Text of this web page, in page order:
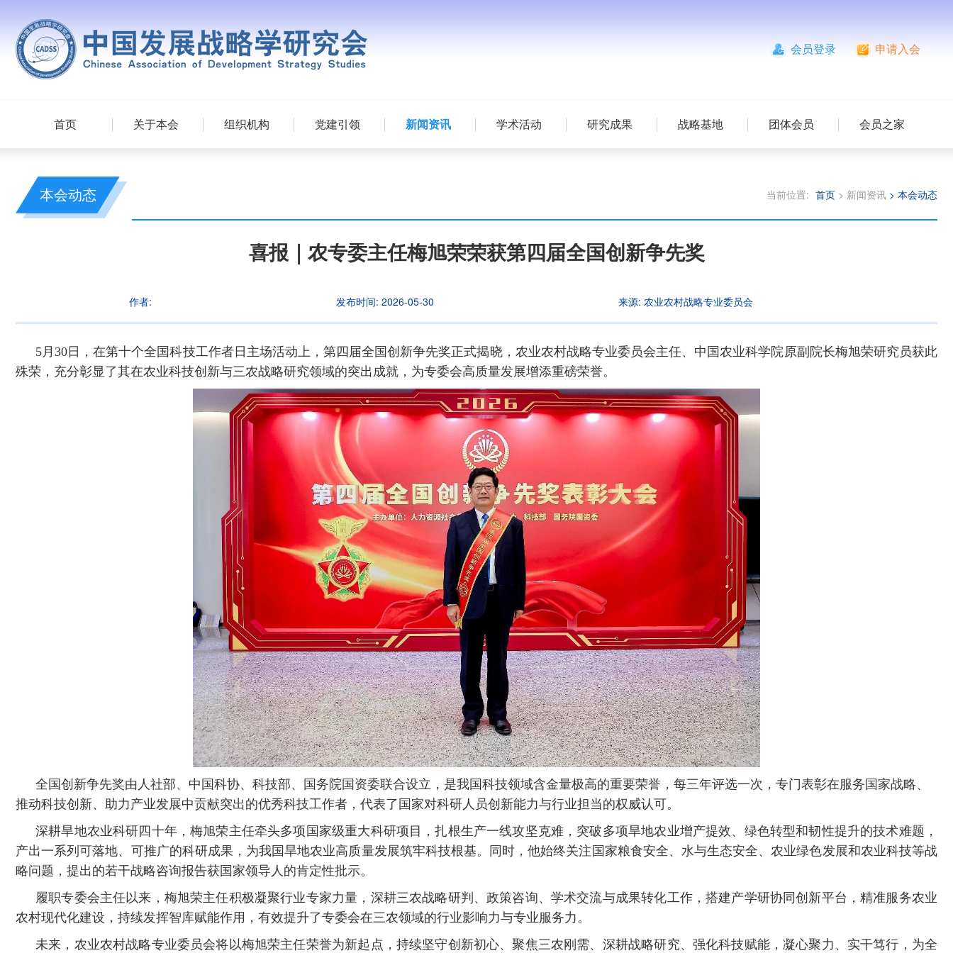
会员登录 申请入会
首页 关于本会 组织机构 党建引领 新闻资讯 学术活动 研究成果 战略基地 团体会员 会员之家
本会动态 当前位置: 首页 > 新闻资讯 > 本会动态
喜报｜农专委主任梅旭荣荣获第四届全国创新争先奖
作者: 发布时间: 2026-05-30 来源: 农业农村战略专业委员会
5月30日，在第十个全国科技工作者日主场活动上，第四届全国创新争先奖正式揭晓，农业农村战略专业委员会主任、中国农业科学院原副院长梅旭荣研究员获此
殊荣，充分彰显了其在农业科技创新与三农战略研究领域的突出成就，为专委会高质量发展增添重磅荣誉。
全国创新争先奖由人社部、中国科协、科技部、国务院国资委联合设立，是我国科技领域含金量极高的重要荣誉，每三年评选一次，专门表彰在服务国家战略、
推动科技创新、助力产业发展中贡献突出的优秀科技工作者，代表了国家对科研人员创新能力与行业担当的权威认可。
深耕旱地农业科研四十年，梅旭荣主任牵头多项国家级重大科研项目，扎根生产一线攻坚克难，突破多项旱地农业增产提效、绿色转型和韧性提升的技术难题，
产出一系列可落地、可推广的科研成果，为我国旱地农业高质量发展筑牢科技根基。同时，他始终关注国家粮食安全、水与生态安全、农业绿色发展和农业科技等战
略问题，提出的若干战略咨询报告获国家领导人的肯定性批示。
履职专委会主任以来，梅旭荣主任积极凝聚行业专家力量，深耕三农战略研判、政策咨询、学术交流与成果转化工作，搭建产学研协同创新平台，精准服务农业
农村现代化建设，持续发挥智库赋能作用，有效提升了专委会在三农领域的行业影响力与专业服务力。
未来，农业农村战略专业委员会将以梅旭荣主任荣誉为新起点，持续坚守创新初心、聚焦三农刚需、深耕战略研究、强化科技赋能，凝心聚力、实干笃行，为全